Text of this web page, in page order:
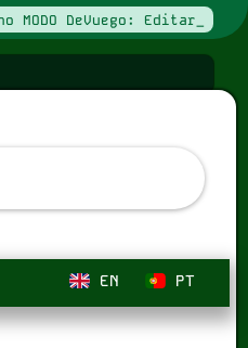
MODO DeVuego: Editar_
PT
EN